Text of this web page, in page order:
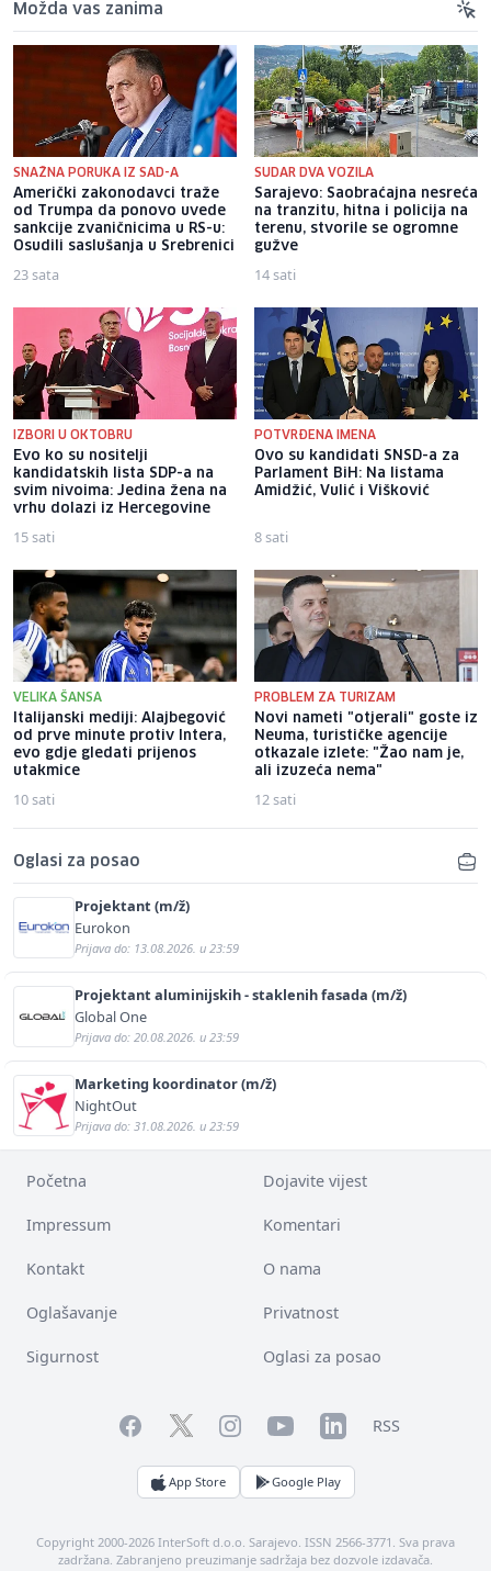
Možda vas zanima
SNAŽNA PORUKA IZ SAD-A
Američki zakonodavci traže
od Trumpa da ponovo uvede
sankcije zvaničnicima u RS-u:
Osudili saslušanja u Srebrenici
23 sata
SUDAR DVA VOZILA
Sarajevo: Saobraćajna nesreća
na tranzitu, hitna i policija na
terenu, stvorile se ogromne
gužve
14 sati
IZBORI U OKTOBRU
Evo ko su nositelji
kandidatskih lista SDP-a na
svim nivoima: Jedina žena na
vrhu dolazi iz Hercegovine
15 sati
POTVRĐENA IMENA
Ovo su kandidati SNSD-a za
Parlament BiH: Na listama
Amidžić, Vulić i Višković
8 sati
VELIKA ŠANSA
Italijanski mediji: Alajbegović
od prve minute protiv Intera,
evo gdje gledati prijenos
utakmice
10 sati
PROBLEM ZA TURIZAM
Novi nameti "otjerali" goste iz
Neuma, turističke agencije
otkazale izlete: "Žao nam je,
ali izuzeća nema"
12 sati
Oglasi za posao
Projektant (m/ž)
Eurokon
Prijava do: 13.08.2026. u 23:59
Projektant aluminijskih - staklenih fasada (m/ž)
Global One
Prijava do: 20.08.2026. u 23:59
Marketing koordinator (m/ž)
NightOut
Prijava do: 31.08.2026. u 23:59
Početna Dojavite vijest
Impressum Komentari
Kontakt O nama
Oglašavanje Privatnost
Sigurnost Oglasi za posao
FacebookTwitterInstagramYouTubeLinkedInRSS
App Store Google Play
Copyright 2000-2026 InterSoft d.o.o. Sarajevo. ISSN 2566-3771. Sva prava
zadržana. Zabranjeno preuzimanje sadržaja bez dozvole izdavača.